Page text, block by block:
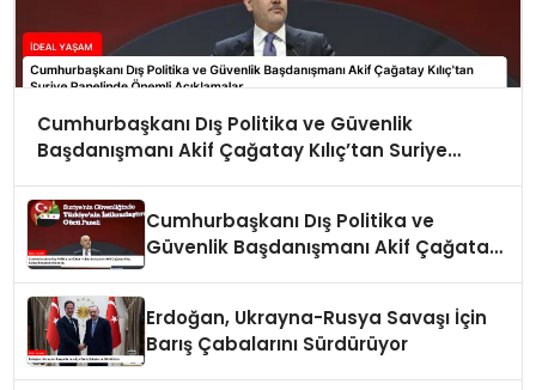
Cumhurbaşkanı Dış Politika ve Güvenlik
Başdanışmanı Akif Çağatay Kılıç’tan Suriye
Cumhurbaşkanı Dış Politika ve
Güvenlik Başdanışmanı Akif Çağatay
Erdoğan, Ukrayna-Rusya Savaşı İçin
Barış Çabalarını Sürdürüyor